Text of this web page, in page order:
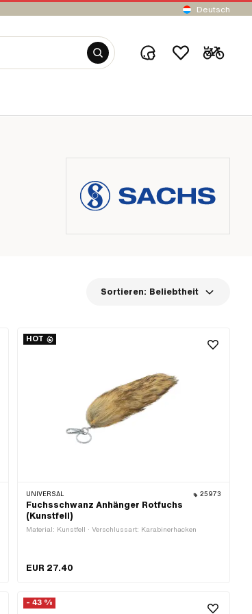
Deutsch
Sortieren: Beliebtheit
HOT
UNIVERSAL 25973
Fuchsschwanz Anhänger Rotfuchs
(Kunstfell)
Material: Kunstfell · Verschlussart: Karabinerhacken
EUR 27.40
- 43 %